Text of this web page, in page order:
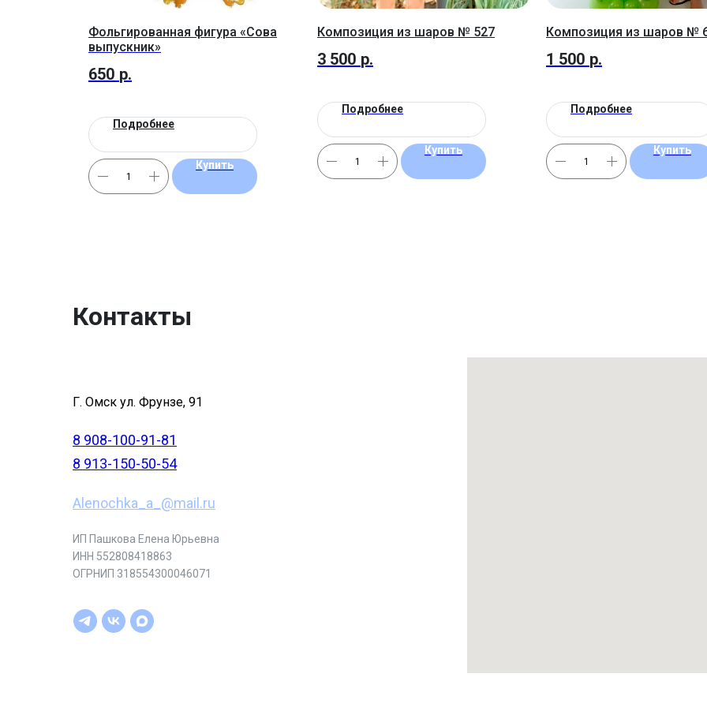
Фольгированная фигура «Сова
выпускник»
650 р.
Подробнее
Купить
Композиция из шаров № 527
3 500 р.
Подробнее
Купить
Композиция из шаров №
1 500 р.
Подробнее
Купить
Контакты
Г. Омск ул. Фрунзе, 91
8 908-100-91-81
8 913-150-50-54
Alenochka_a_@mail.ru
ИП Пашкова Елена Юрьевна
ИНН 552808418863
ОГРНИП 318554300046071